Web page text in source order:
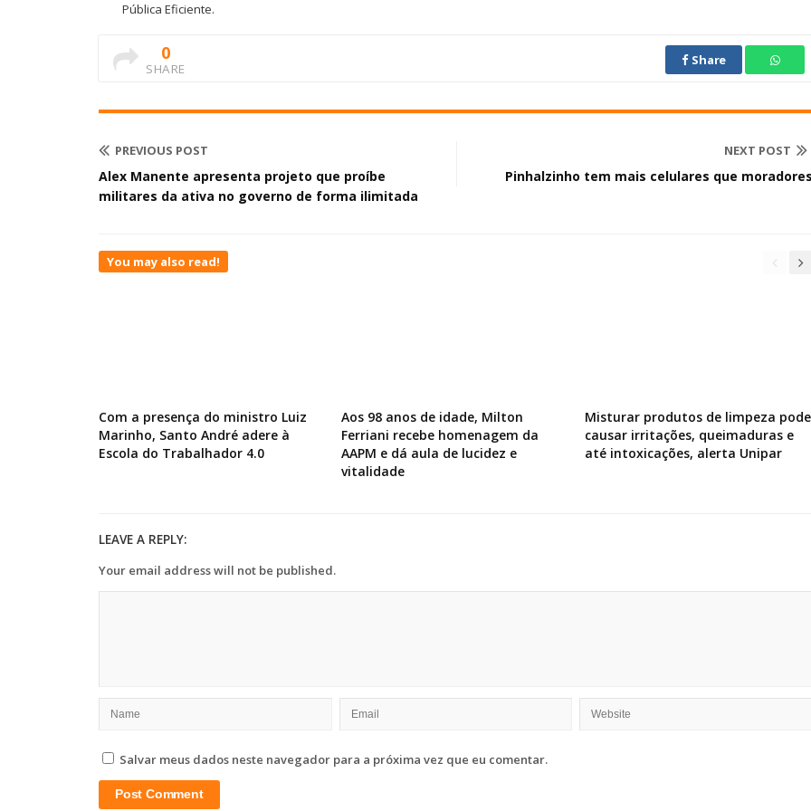
Pública Eficiente.
0
SHARE
Share
PREVIOUS POST
Alex Manente apresenta projeto que proíbe
militares da ativa no governo de forma ilimitada
NEXT POST
Pinhalzinho tem mais celulares que
You may also read!
Com a presença do ministro Luiz
Marinho, Santo André adere à
Escola do Trabalhador 4.0
Aos 98 anos de idade, Milton
Ferriani recebe homenagem da
AAPM e dá aula de lucidez e
vitalidade
Misturar produtos de limpeza pode
causar irritações, queimaduras e
até intoxicações, alerta Unipar
LEAVE A REPLY:
Your email address will not be published.
Salvar meus dados neste navegador para a próxima vez que eu comentar.